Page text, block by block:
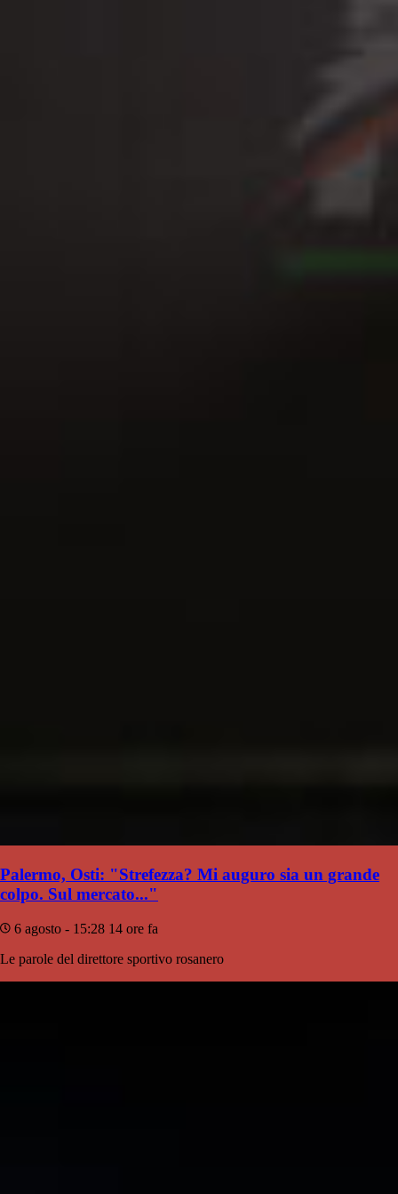
Palermo, Osti: "Strefezza? Mi auguro sia un grande
colpo. Sul mercato..."
6 agosto - 15:28 14 ore fa
Le parole del direttore sportivo rosanero